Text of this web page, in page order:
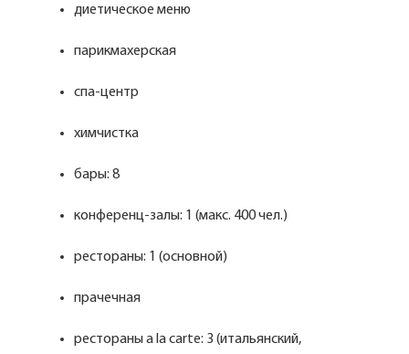
диетическое меню
парикмахерская
спа-центр
химчистка
бары: 8
конференц-залы: 1 (макс. 400 чел.)
рестораны: 1 (основной)
прачечная
рестораны a la carte: 3 (итальянский,